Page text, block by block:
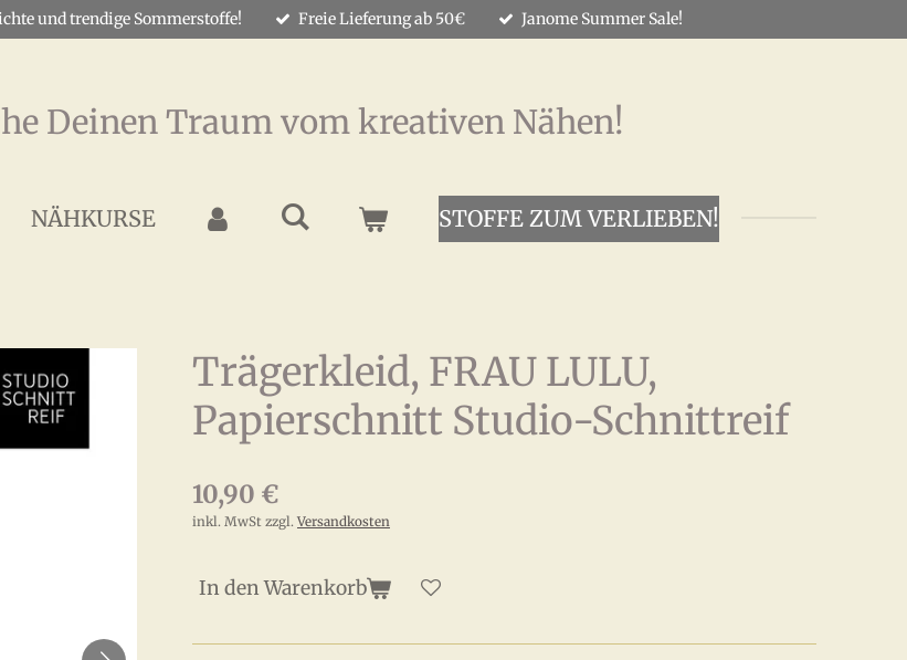
und trendige Sommerstoffe! Freie Lieferung ab 50€ Janome Summer Sale!
Deinen Traum vom kreativen Nähen!
NÄHKURSE STOFFE ZUM VERLIEBEN!
Trägerkleid, FRAU LULU,
Papierschnitt Studio-Schnittreif
10,90 €
inkl. MwSt zzgl. Versandkosten
In den Warenkorb